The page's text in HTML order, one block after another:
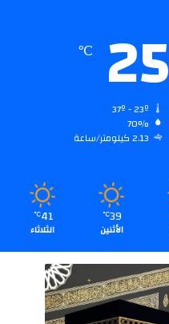
25
℃
70%
2.13 كيلومتر/ساعة
39
℃
الأثنين
41
℃
الثلاثاء